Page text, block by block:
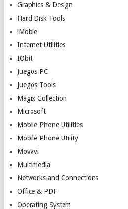
Graphics & Design
Hard Disk Tools
iMobie
Internet Utilities
IObit
Juegos PC
Juegos Tools
Magix Collection
Microsoft
Mobile Phone Utilities
Mobile Phone Utility
Movavi
Multimedia
Networks and Connections
Office & PDF
Operating System